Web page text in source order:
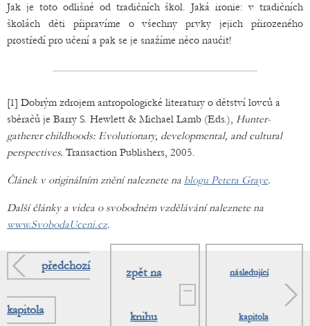
Jak je toto odlišné od tradičních škol. Jaká ironie: v tradičních
školách děti připravíme o všechny prvky jejich přirozeného
prostředí pro učení a pak se je snažíme něco naučit!
[1] Dobrým zdrojem antropologické literatury o dětství lovců a
sběračů je Barry S. Hewlett & Michael Lamb (Eds.), Hunter-
gatherer childhoods: Evolutionary, developmental, and cultural
perspectives. Transaction Publishers, 2005.
Článek v originálním znění naleznete na blogu Petera Graye.
Další články a videa o svobodném vzdělávání naleznete na
www.SvobodaUceni.cz.
předchozí
kapitola
zpět na
knihu
následující
kapitola